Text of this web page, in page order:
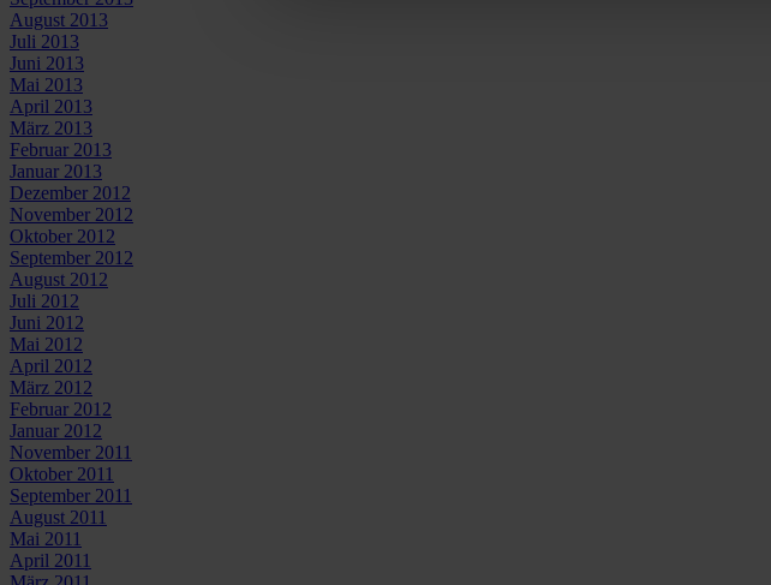
August 2013
Juli 2013
Juni 2013
Mai 2013
April 2013
März 2013
Februar 2013
Januar 2013
Dezember 2012
November 2012
Oktober 2012
September 2012
August 2012
Juli 2012
Juni 2012
Mai 2012
April 2012
März 2012
Februar 2012
Januar 2012
November 2011
Oktober 2011
September 2011
August 2011
Mai 2011
April 2011